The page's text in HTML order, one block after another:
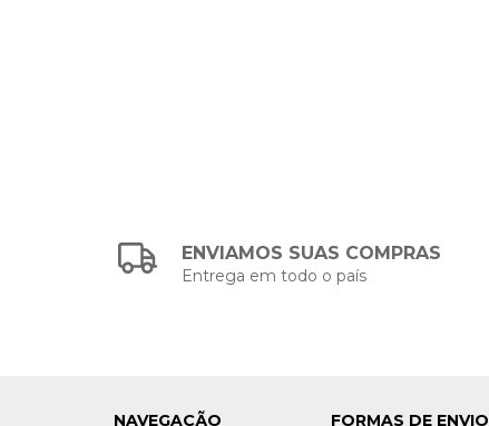
ENVIAMOS SUAS COMPRAS
Entrega em todo o país
NAVEGAÇÃO FORMAS DE ENVIO